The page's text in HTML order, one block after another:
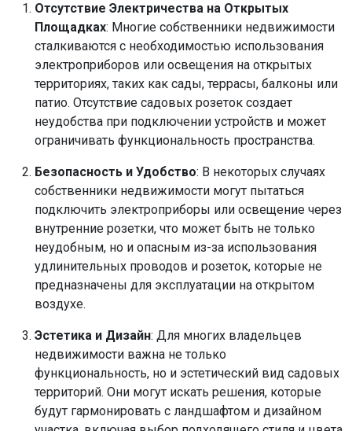
Отсутствие Электричества на Открытых
Площадках: Многие собственники недвижимости
сталкиваются с необходимостью использования
электроприборов или освещения на открытых
территориях, таких как сады, террасы, балконы или
патио. Отсутствие садовых розеток создает
неудобства при подключении устройств и может
ограничивать функциональность пространства.
Безопасность и Удобство: В некоторых случаях
собственники недвижимости могут пытаться
подключить электроприборы или освещение через
внутренние розетки, что может быть не только
неудобным, но и опасным из-за использования
удлинительных проводов и розеток, которые не
предназначены для эксплуатации на открытом
воздухе.
Эстетика и Дизайн: Для многих владельцев
недвижимости важна не только
функциональность, но и эстетический вид садовых
территорий. Они могут искать решения, которые
будут гармонировать с ландшафтом и дизайном